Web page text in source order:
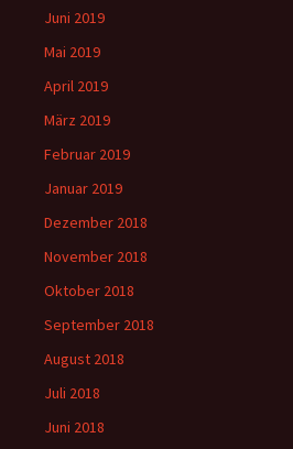
Juni 2019
Mai 2019
April 2019
März 2019
Februar 2019
Januar 2019
Dezember 2018
November 2018
Oktober 2018
September 2018
August 2018
Juli 2018
Juni 2018